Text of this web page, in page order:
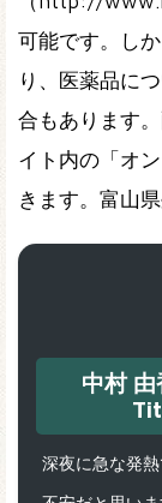
可能です。し
り、医薬品に
合もあります
イト内の「オ
きます。富山
中村
深夜に急な発